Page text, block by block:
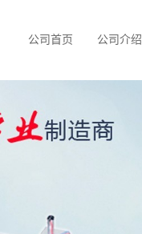
公司首页 公司介绍